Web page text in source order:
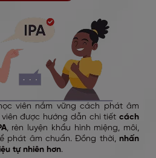
viên nắm vững cách phát âm
được hướng dẫn chi tiết cách
, rèn luyện khẩu hình miệng, môi,
phát âm chuẩn. Đồng thời, nhấn
tự nhiên hơn.